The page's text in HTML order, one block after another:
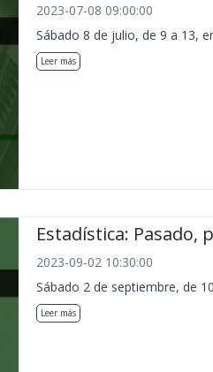
2023-07-08 09:00:00
Sábado 8 de julio, de 9 a 13,
Leer más
Estadística:
2023-09-02 10:30:00
Sábado 2 de septiembre, de
Leer más